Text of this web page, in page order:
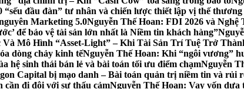
“sếu đầu đàn” tư nhân và chiến lược thiết lập vị thế
Marketing 5.0Nguyễn Thế Hoan: FDI 2026 và
để bảo vệ tài sản lớn nhất là Niềm tin khách hàng”
Mô Hình “Asset-Light” – Khi Tài Sản Trí Tuệ Trở
dòng chảy kinh tếNguyễn Thế Hoan: Khi “ngôi vương”
hệ sinh thái bán lẻ và bài toán tối ưu điểm chạmNguyễn
Capital bị mạo danh – Bài toán quản trị niềm tin và rủi
cần đi đôi với sự thấu cảmNguyễn Thế Hoan: Vay vốn dựa